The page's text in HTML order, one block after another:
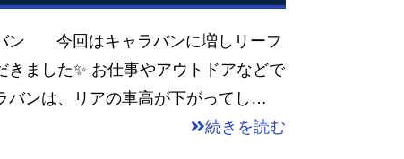
ン 今回はキャラバンに増しリーフ
ました✨ お仕事やアウトドアなどで
バンは、リアの車高が下がってし…
続きを読む